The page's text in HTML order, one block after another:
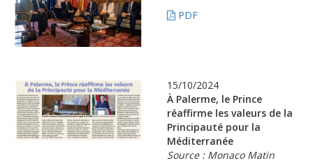
PDF
15/10/2024
À Palerme, le Prince
réaffirme les valeurs de la
Principauté pour la
Méditerranée
Source : Monaco Matin